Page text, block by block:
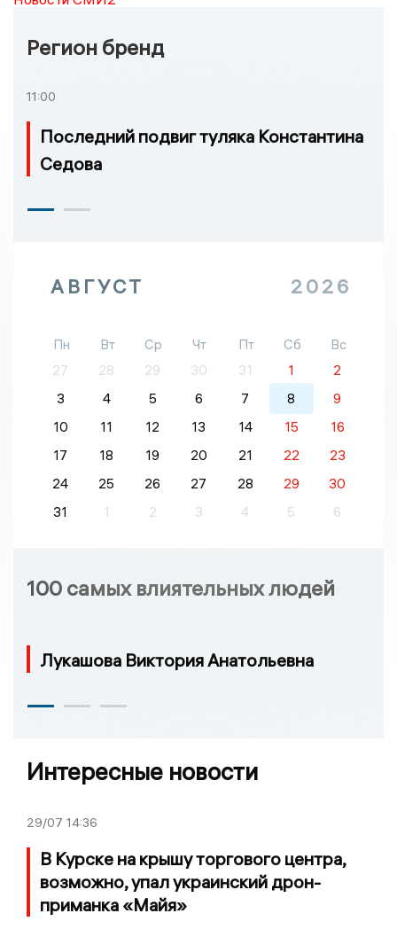
Регион бренд
11:00
Последний подвиг туляка Константина
Седова
АВГУСТ 2026
Пн Вт Ср Чт Пт Сб
Вс
27
28 29 30 31 1
2
3
4 5 6 7 8
9
10
11 12 13 14 15
16
17
18 19 20 21 22
23
24
25 26 27 28 29
30
31
1 2 3 4 5 6
100 самых влиятельных людей
Лукашова Виктория Анатольевна
Интересные новости
29/07 14:36
В Курске на крышу торгового центра,
возможно, упал украинский дрон-
приманка «Майя»